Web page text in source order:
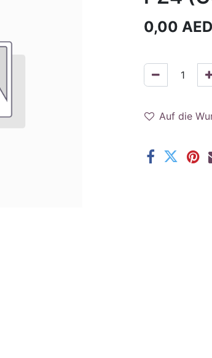
0,00 AED
Auf die